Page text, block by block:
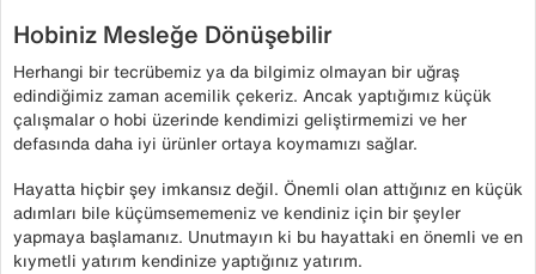
Hobiniz Mesleğe Dönüşebilir
Herhangi bir tecrübemiz ya da bilgimiz olmayan bir uğraş
edindiğimiz zaman acemilik çekeriz. Ancak yaptığımız küçük
çalışmalar o hobi üzerinde kendimizi geliştirmemizi ve her
defasında daha iyi ürünler ortaya koymamızı sağlar.
Hayatta hiçbir şey imkansız değil. Önemli olan attığınız en küçük
adımları bile küçümsememeniz ve kendiniz için bir şeyler
yapmaya başlamanız. Unutmayın ki bu hayattaki en önemli ve en
kıymetli yatırım kendinize yaptığınız yatırım.